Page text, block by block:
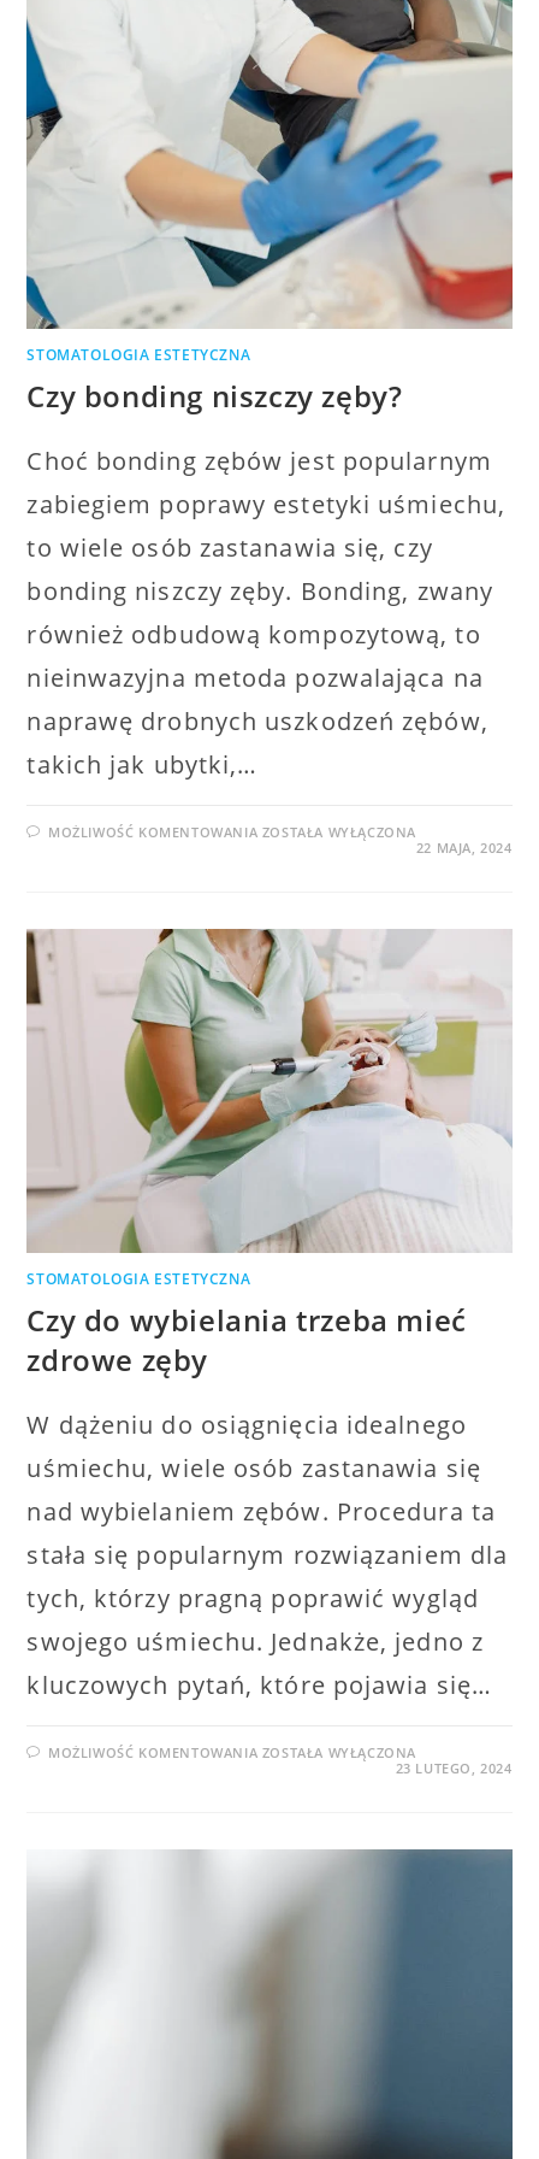
STOMATOLOGIA ESTETYCZNA
Czy bonding niszczy zęby?
Choć bonding zębów jest popularnym
zabiegiem poprawy estetyki uśmiechu,
to wiele osób zastanawia się, czy
bonding niszczy zęby. Bonding, zwany
również odbudową kompozytową, to
nieinwazyjna metoda pozwalająca na
naprawę drobnych uszkodzeń zębów,
takich jak ubytki,…
MOŻLIWOŚĆ KOMENTOWANIA CZY
ZOSTAŁA WYŁĄCZONA
22 MAJA, 2024
STOMATOLOGIA ESTETYCZNA
Czy do wybielania trzeba mieć
zdrowe zęby
W dążeniu do osiągnięcia idealnego
uśmiechu, wiele osób zastanawia się
nad wybielaniem zębów. Procedura ta
stała się popularnym rozwiązaniem dla
tych, którzy pragną poprawić wygląd
swojego uśmiechu. Jednakże, jedno z
kluczowych pytań, które pojawia się…
MOŻLIWOŚĆ KOMENTOWANIA CZY
ZĘBY
ZOSTAŁA WYŁĄCZONA
23 LUTEGO, 2024